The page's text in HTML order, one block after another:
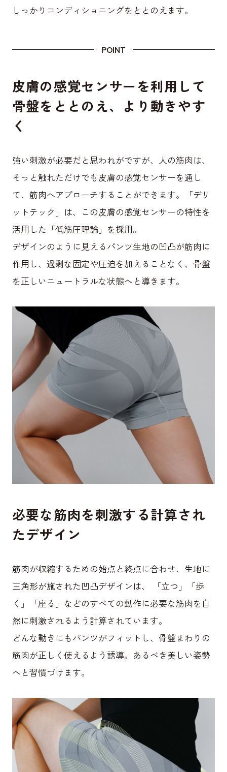
しっかりコンディショニングをととのえます。
POINT
皮膚の感覚センサーを利用して
骨盤をととのえ、より動きやす
く
強い刺激が必要だと思われがですが、人の筋肉は、
そっと触れただけでも皮膚の感覚センサーを通し
て、筋肉へアプローチすることができます。「デリ
ットテック」は、この皮膚の感覚センサーの特性を
活用した「低筋圧理論」を採用。
デザインのように見えるパンツ生地の凹凸が筋肉に
作用し、過剰な固定や圧迫を加えることなく、骨盤
を正しいニュートラルな状態へと導きます。
必要な筋肉を刺激する計算され
たデザイン
筋肉が収縮するための始点と終点に合わせ、生地に
三角形が施された凹凸デザインは、 「立つ」「歩
く」「座る」などのすべての動作に必要な筋肉を自
然に刺激されるよう計算されています。
どんな動きにもパンツがフィットし、骨盤まわりの
筋肉が正しく使えるよう誘導。あるべき美しい姿勢
へと習慣づけます。